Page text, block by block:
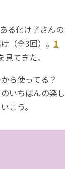
る化け子さんの
（全3回）。 1
見てきた。
ら使ってる？
いちばんの楽し
こう。